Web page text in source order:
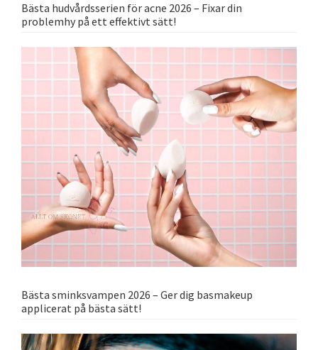
Bästa hudvårdsserien för acne 2026 – Fixar din
problemhy på ett effektivt sätt!
Bästa sminksvampen 2026 – Ger dig basmakeup
applicerat på bästa sätt!